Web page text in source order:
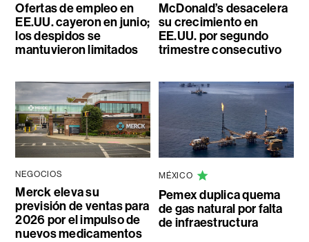
Ofertas de empleo en
EE.UU. cayeron en junio;
los despidos se
mantuvieron limitados
McDonald’s desacelera
su crecimiento en
EE.UU. por segundo
trimestre consecutivo
NEGOCIOS
Merck eleva su
previsión de ventas para
2026 por el impulso de
nuevos medicamentos
MÉXICO
Pemex duplica quema
de gas natural por falta
de infraestructura